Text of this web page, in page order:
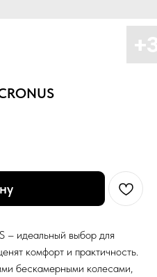
– идеальный выбор для
комфорт и практичность.
бескамерными колесами,